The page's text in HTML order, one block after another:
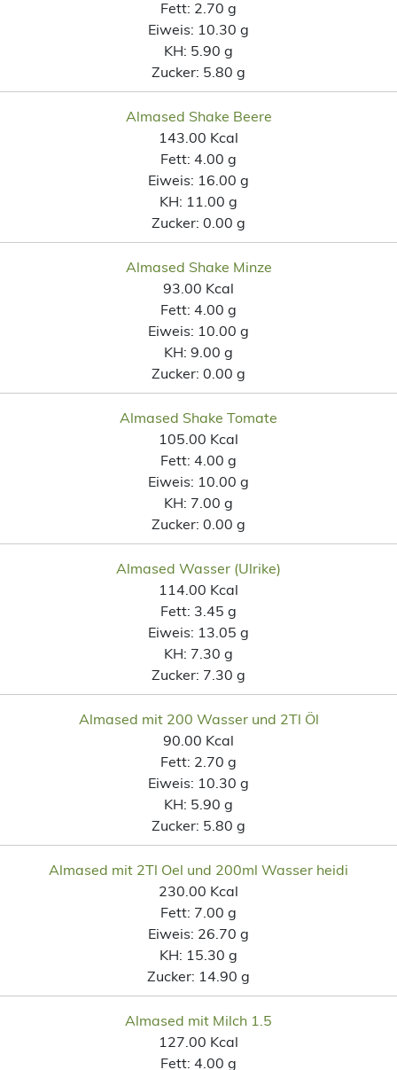
Fett: 2.70 g
Eiweis: 10.30 g
KH: 5.90 g
Zucker: 5.80 g
Almased Shake Beere
143.00 Kcal
Fett: 4.00 g
Eiweis: 16.00 g
KH: 11.00 g
Zucker: 0.00 g
Almased Shake Minze
93.00 Kcal
Fett: 4.00 g
Eiweis: 10.00 g
KH: 9.00 g
Zucker: 0.00 g
Almased Shake Tomate
105.00 Kcal
Fett: 4.00 g
Eiweis: 10.00 g
KH: 7.00 g
Zucker: 0.00 g
Almased Wasser (Ulrike)
114.00 Kcal
Fett: 3.45 g
Eiweis: 13.05 g
KH: 7.30 g
Zucker: 7.30 g
Almased mit 200 Wasser und 2Tl Öl
90.00 Kcal
Fett: 2.70 g
Eiweis: 10.30 g
KH: 5.90 g
Zucker: 5.80 g
Almased mit 2Tl Oel und 200ml Wasser heidi
230.00 Kcal
Fett: 7.00 g
Eiweis: 26.70 g
KH: 15.30 g
Zucker: 14.90 g
Almased mit Milch 1.5
127.00 Kcal
Fett: 4.00 g